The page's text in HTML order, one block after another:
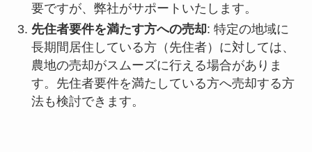
要ですが、弊社がサポートいたします。
先住者要件を満たす方への売却: 特定の地域に
長期間居住している方（先住者）に対しては、
農地の売却がスムーズに行える場合がありま
す。先住者要件を満たしている方へ売却する方
法も検討できます。